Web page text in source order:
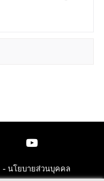
- นโยบายส่วนบุคคล